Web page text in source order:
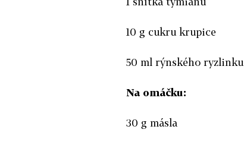
10 g cukru krupice
50 ml rýnského ryzlinku
Na omáčku:
30 g másla